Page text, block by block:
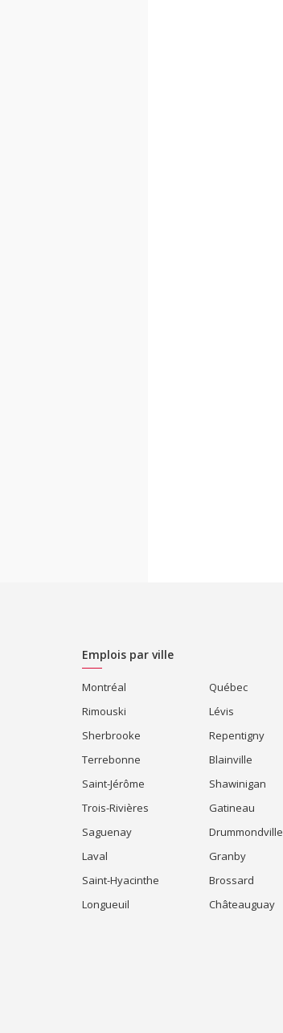
Emplois par ville
Montréal
Québec
Rimouski
Lévis
Sherbrooke
Repentigny
Terrebonne
Blainville
Saint-Jérôme
Shawinigan
Trois-Rivières
Gatineau
Saguenay
Drummondville
Laval
Granby
Saint-Hyacinthe
Brossard
Longueuil
Châteauguay